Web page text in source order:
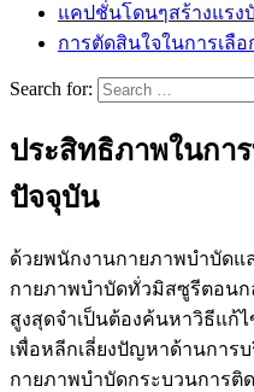
แคปชั่นโดนๆสร้างแร
การตัดสินใจในการเลื
Search for:
ประสิทธิภาพในกา
ปัจจุบัน
ด้วยพนักงานกายภาพบำบัด
กายภาพบำบัดทั่วมิสซูรีตอนก
สูงสุดจำเป็นต้องค้นหาวิธีแก้
เพื่อหลีกเลี่ยงปัญหาด้านการ
กายภาพบำบัดกระบวนการติ